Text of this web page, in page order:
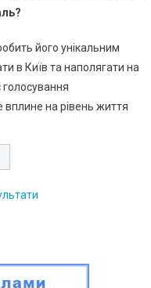
його унікальним
в Київ та наполягати на
голосування
вплине на рівень життя